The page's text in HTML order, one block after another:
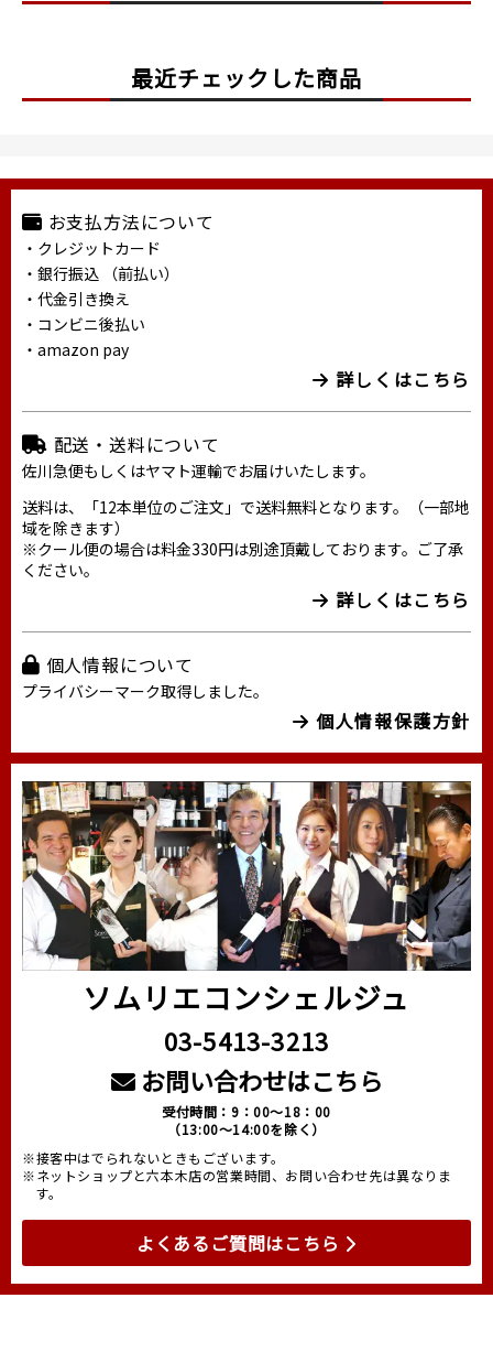
最近チェックした商品
お支払方法について
・クレジットカード
・銀行振込 （前払い）
・代金引き換え
・コンビニ後払い
・amazon pay
詳しくはこちら
配送・送料について
佐川急便もしくはヤマト運輸でお届けいたします。
送料は、「12本単位のご注文」で送料無料となります。（一部地
域を除きます）
※クール便の場合は料金330円は別途頂戴しております。ご了承
ください。
詳しくはこちら
個人情報について
プライバシーマーク取得しました。
個人情報保護方針
ソムリエコンシェルジュ
03-5413-3213
お問い合わせはこちら
受付時間：9：00～18：00
（13:00～14:00を除く）
※接客中はでられないときもございます。
※ネットショップと六本木店の営業時間、お問い合わせ先は異なりま
す。
よくあるご質問はこちら